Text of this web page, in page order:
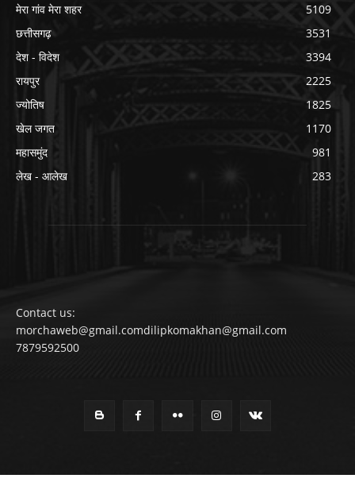
मेरा गांव मेरा शहर
5109
छत्तीसगढ़
3531
देश - विदेश
3394
रायपुर
2225
ज्योतिष
1825
खेल जगत
1170
महासमुंद
981
लेख - आलेख
283
Contact us:
morchaweb@gmail.comdilipkomakhan@gmail.com
7879592500